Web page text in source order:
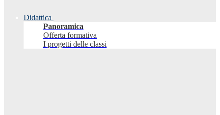
Didattica
Panoramica
Offerta formativa
I progetti delle classi